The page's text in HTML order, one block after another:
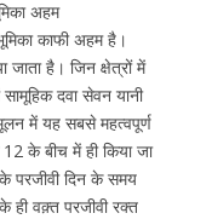
अहम
काफी अहम है।
जाता है। जिन क्षेत्रों में
दवा सेवन यानी
में यह सबसे महत्वपूर्ण
के बीच में ही किया जा
परजीवी दिन के समय
ही वक़्त परजीवी रक्त